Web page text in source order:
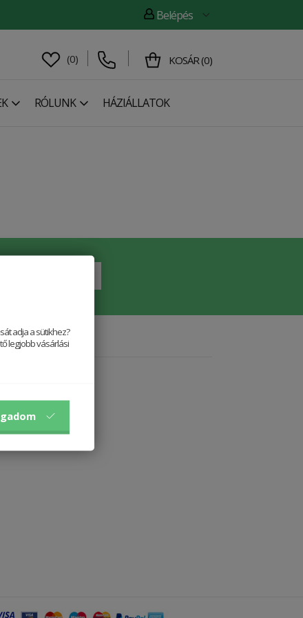
Belépés
(0) KOSÁR(0)
RÓLUNK HÁZIÁLLATOK
adja a sütikhez?
legjobb vásárlási